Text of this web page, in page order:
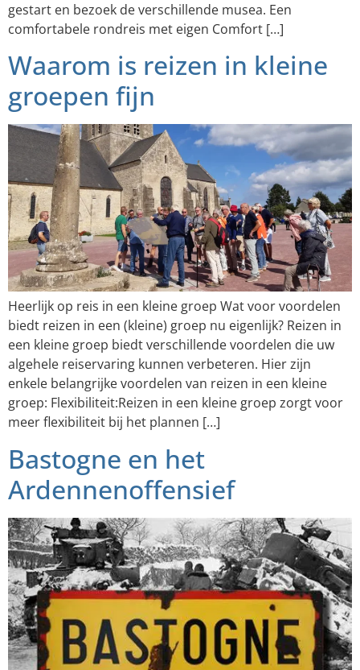
gestart en bezoek de verschillende musea. Een
comfortabele rondreis met eigen Comfort […]
Waarom is reizen in kleine
groepen fijn
Heerlijk op reis in een kleine groep Wat voor voordelen
biedt reizen in een (kleine) groep nu eigenlijk? Reizen in
een kleine groep biedt verschillende voordelen die uw
algehele reiservaring kunnen verbeteren. Hier zijn
enkele belangrijke voordelen van reizen in een kleine
groep: Flexibiliteit:Reizen in een kleine groep zorgt voor
meer flexibiliteit bij het plannen […]
Bastogne en het
Ardennenoffensief